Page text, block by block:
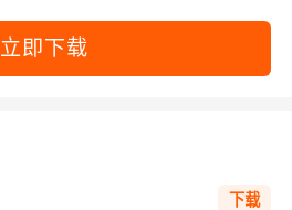
立即下载
下载